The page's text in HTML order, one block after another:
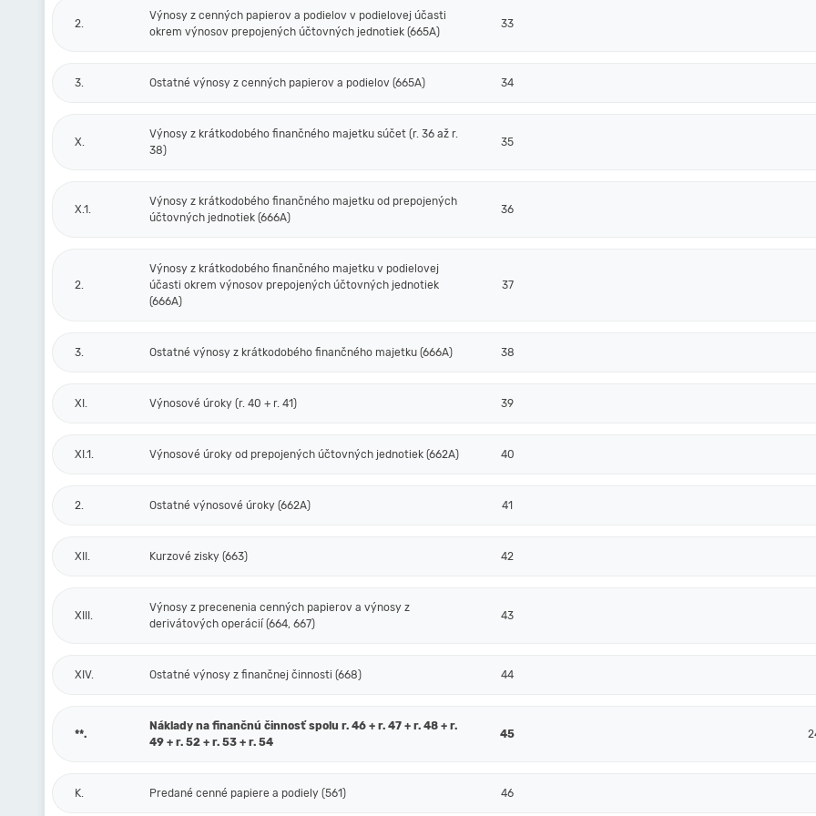
2.
Výnosy z cenných papierov a podielov v podielovej účasti
okrem výnosov prepojených účtovných jednotiek (665A)
33
3. Ostatné výnosy z cenných papierov a podielov (665A) 34
X.
Výnosy z krátkodobého finančného majetku súčet (r. 36 až r.
38)
35
X.1.
Výnosy z krátkodobého finančného majetku od prepojených
účtovných jednotiek (666A)
36
2.
Výnosy z krátkodobého finančného majetku v podielovej
účasti okrem výnosov prepojených účtovných jednotiek
(666A)
37
3. Ostatné výnosy z krátkodobého finančného majetku (666A) 38
XI. Výnosové úroky (r. 40 + r. 41) 39
XI.1. Výnosové úroky od prepojených účtovných jednotiek (662A) 40
2. Ostatné výnosové úroky (662A) 41
XII. Kurzové zisky (663) 42
XIII.
Výnosy z precenenia cenných papierov a výnosy z
derivátových operácií (664, 667)
43
XIV. Ostatné výnosy z finančnej činnosti (668) 44
**.
Náklady na finančnú činnosť spolu r. 46 + r. 47 + r. 48 + r.
49 + r. 52 + r. 53 + r. 54
45
K. Predané cenné papiere a podiely (561) 46